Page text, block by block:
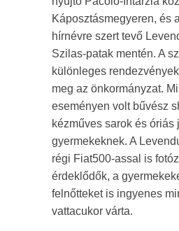
Káposztásmegyeren, és
hírnévre szert tevő
Szilas-patak mentén. A
különleges
meg az önkormányzat.
eseményen volt bűvész
kézműves sarok és óriás
gyermekeknek. A
régi Fiat500-assal is
érdeklődők, a
felnőtteket is ingyenes
vattacukor várta.